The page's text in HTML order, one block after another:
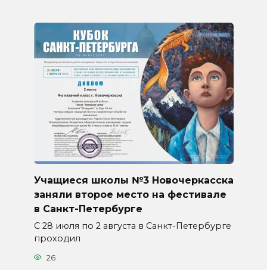
Учащиеся школы №3 Новочеркасска
заняли второе место на фестивале
в Санкт-Петербурге
С 28 июля по 2 августа в Санкт-Петербурге
проходил
26